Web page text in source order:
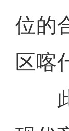
位的
区喀
此